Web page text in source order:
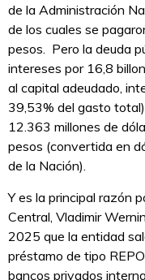
de la Administración
de los cuales se
pesos. Pero la deuda
intereses por 16,8
al capital adeudado,
39,53% del gasto
12.363 millones de
pesos (convertida en
de la Nación).
Y es la principal razón
Central, Vladimir
2025 que la entidad
préstamo de tipo
bancos privados